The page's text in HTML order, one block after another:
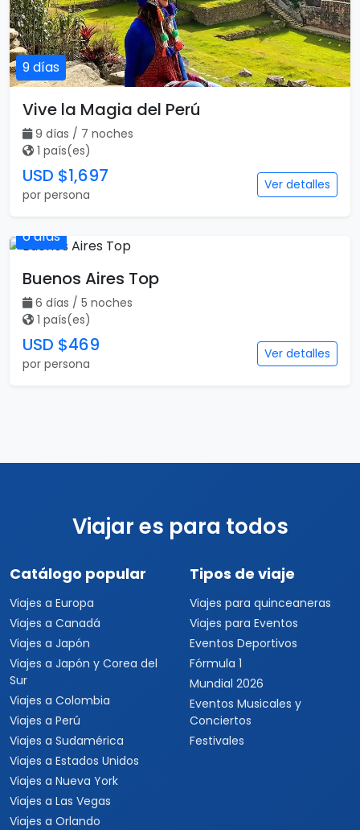
9 días
Vive la Magia del Perú
9 días / 7 noches
1 país(es)
USD $1,697
por persona
Ver detalles
6 días
1 país(es)
Viajar es para todos
Catálogo popular
Viajes a Europa
Viajes a Canadá
Viajes a Japón
Viajes a Japón y Corea del
Sur
Tipos de viaje
Viajes para quinceaneras